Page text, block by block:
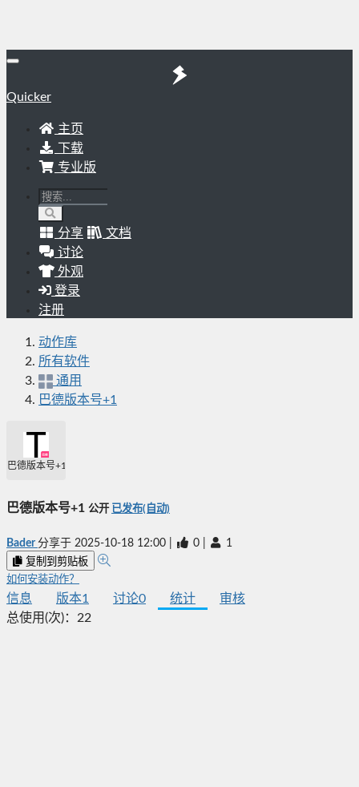
Quicker
主页
下载
专业版
分享
文档
讨论
外观
登录
注册
动作库
所有软件
通用
巴德版本号+1
巴德版本号+1
巴德版本号+1 公开 已发布(自动)
Bader分享于 2025-10-18 12:00 0 1
复制到剪贴板
如何安装动作？
信息 版本1 讨论0 统计
审核
总使用(次)： 22